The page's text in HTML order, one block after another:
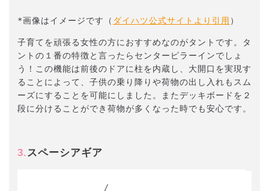
*画像はイメージです（ ダイハツ公式サイトより引用 ）
子育てを頑張る女性の方におすすめなのがタントです。タ
ントの１番の特徴と言ったらセンターピラーインでしょ
う！この機能は前後のドアに柱を内蔵し、大開口を実現す
ることによって、子供の乗り降りや荷物の出し入れもスム
ーズにすることを可能にしました。またデッキボードを２
段に分けることができ荷物が多くなった時でも安心です。
3. スペーシアギア